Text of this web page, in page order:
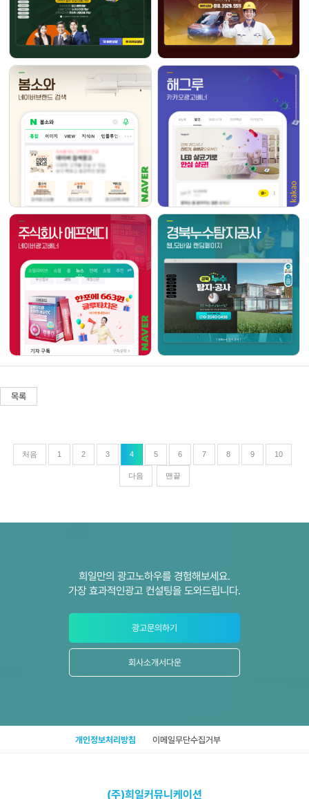
목록
처음 1 2 3 4 5 6 7 8 9 10
다음 맨끝
희일만의 광고노하우를 경험해보세요.
가장 효과적인광고 컨설팅을 도와드립니다.
광고문의하기
회사소개서다운
개인정보처리방침 이메일무단수집거부
(주)희일커뮤니케이션